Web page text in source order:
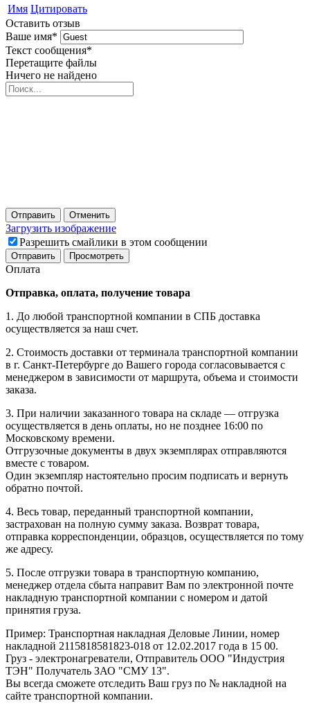
Имя Цитировать
Оставить отзыв
Ваше имя*
Текст сообщения*
Перетащите файлы
Ничего не найдено
Отправить Отменить
Загрузить изображение
Разрешить смайлики в этом сообщении
Оплата
Отправка, оплата, получение товара
1. До любой транспортной компании в СПБ доставка
осуществляется за наш счет.
2. Стоимость доставки от терминала транспортной компании
в г. Санкт-Петербурге до Вашего города согласовывается с
менеджером в зависимости от маршрута, объема и стоимости
заказа.
3. При наличии заказанного товара на складе — отгрузка
осуществляется в день оплаты, но не позднее 16:00 по
Московскому времени.
Отгрузочные документы в двух экземплярах отправляются
вместе с товаром.
Один экземпляр настоятельно просим подписать и вернуть
обратно почтой.
4. Весь товар, переданный транспортной компании,
застрахован на полную сумму заказа. Возврат товара,
отправка корреспонденции, образцов, осуществляется по тому
же адресу.
5. После отгрузки товара в транспортную компанию,
менеджер отдела сбыта направит Вам по электронной почте
накладную транспортной компании с номером и датой
принятия груза.
Пример: Транспортная накладная Деловые Линии, номер
накладной 2115818581823-018 от 12.02.2017 года в 15 00.
Груз - электронагреватели, Отправитель ООО "Индустрия
ТЭН" Получатель ЗАО "СМУ 13".
Вы всегда сможете отследить Ваш груз по № накладной на
сайте транспортной компании.